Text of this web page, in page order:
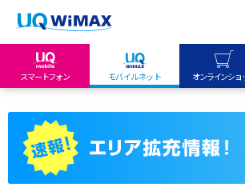
スマートフォン モバイルネット オンラインショ
My UQ mobile
UQ WiMAX
UQ WiMAX